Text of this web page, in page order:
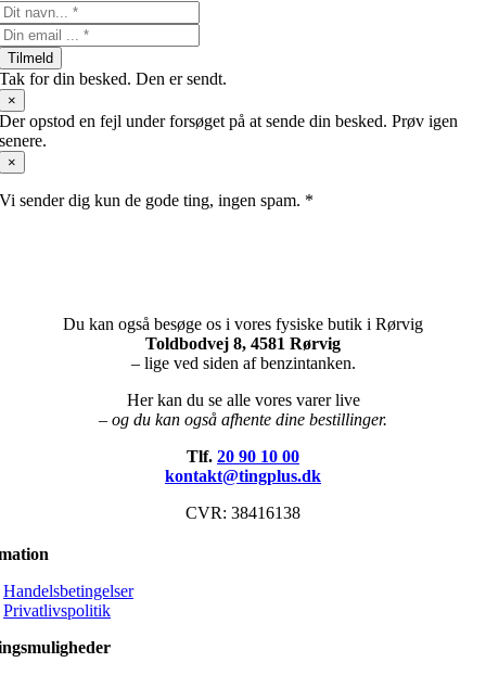
Tilmeld
Tak for din besked. Den er sendt.
×
Der opstod en fejl under forsøget på at sende din besked. Prøv igen
senere.
×
Vi sender dig kun de gode ting, ingen spam. *
Du kan også besøge os i vores fysiske butik i Rørvig
Toldbodvej 8, 4581 Rørvig
– lige ved siden af benzintanken.
Her kan du se alle vores varer live
– og du kan også afhente dine bestillinger.
Tlf. 20 90 10 00
kontakt@tingplus.dk
CVR: 38416138
Handelsbetingelser
Privatlivspolitik